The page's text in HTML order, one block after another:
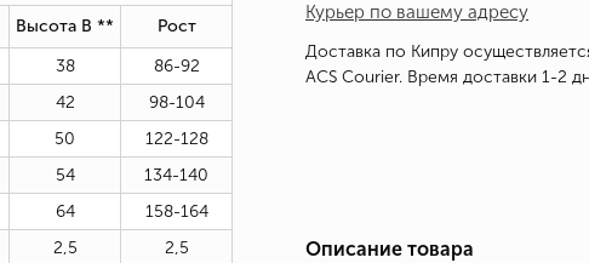
Высота В **
Рост
38
86-92
42
98-104
50
122-128
54
134-140
64
158-164
2,5 2,5
Курьер по вашему адресу
Доставка по Кипру
ACS Courier. Время доставки 1-2
Описание товара